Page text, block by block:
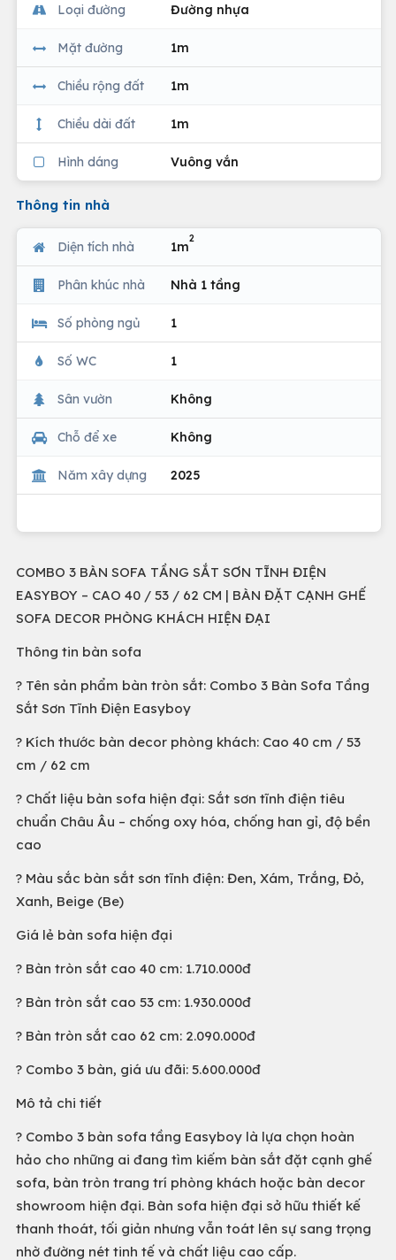
Loại đường Đường nhựa
Mặt đường 1m
Chiều rộng đất 1m
Chiều dài đất 1m
Hình dáng Vuông vắn
Thông tin nhà
Diện tích nhà 1m
2
Phân khúc nhà Nhà 1 tầng
Số phòng ngủ 1
Số WC 1
Sân vườn Không
Chỗ để xe Không
Năm xây dựng 2025
COMBO 3 BÀN SOFA TẦNG SẮT SƠN TĨNH ĐIỆN
EASYBOY – CAO 40 / 53 / 62 CM | BÀN ĐẶT CẠNH GHẾ
SOFA DECOR PHÒNG KHÁCH HIỆN ĐẠI
Thông tin bàn sofa
? Tên sản phẩm bàn tròn sắt: Combo 3 Bàn Sofa Tầng
Sắt Sơn Tĩnh Điện Easyboy
? Kích thước bàn decor phòng khách: Cao 40 cm / 53
cm / 62 cm
? Chất liệu bàn sofa hiện đại: Sắt sơn tĩnh điện tiêu
chuẩn Châu Âu – chống oxy hóa, chống han gỉ, độ bền
cao
? Màu sắc bàn sắt sơn tĩnh điện: Đen, Xám, Trắng, Đỏ,
Xanh, Beige (Be)
Giá lẻ bàn sofa hiện đại
? Bàn tròn sắt cao 40 cm: 1.710.000đ
? Bàn tròn sắt cao 53 cm: 1.930.000đ
? Bàn tròn sắt cao 62 cm: 2.090.000đ
? Combo 3 bàn, giá ưu đãi: 5.600.000đ
Mô tả chi tiết
? Combo 3 bàn sofa tầng Easyboy là lựa chọn hoàn
hảo cho những ai đang tìm kiếm bàn sắt đặt cạnh ghế
sofa, bàn tròn trang trí phòng khách hoặc bàn decor
showroom hiện đại. Bàn sofa hiện đại sở hữu thiết kế
thanh thoát, tối giản nhưng vẫn toát lên sự sang trọng
nhờ đường nét tinh tế và chất liệu cao cấp.